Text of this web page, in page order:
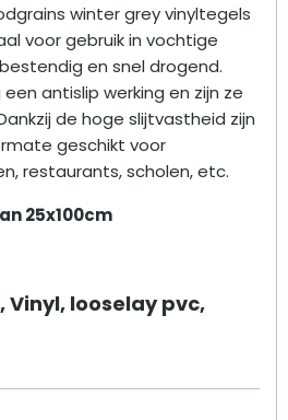
winter grey vinyltegels
voor gebruik in vochtige
en snel drogend.
antislip werking en zijn ze
de hoge slijtvastheid zijn
geschikt voor
restaurants, scholen, etc.
25x100cm
looselay pvc,